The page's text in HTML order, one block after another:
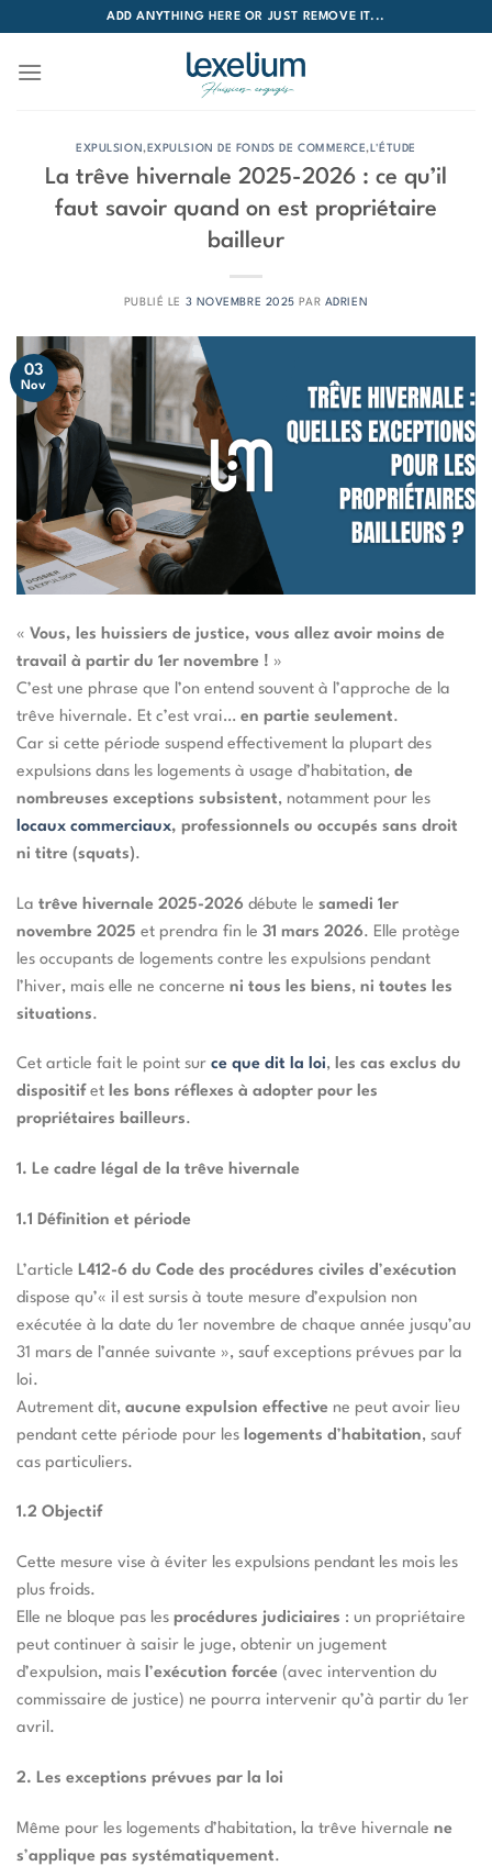
contenu
ADD ANYTHING HERE OR JUST REMOVE IT...
EXPULSION, EXPULSION DE FONDS DE COMMERCE, L'ÉTUDE
La trêve hivernale 2025-2026 : ce qu’il
faut savoir quand on est propriétaire
bailleur
PUBLIÉ LE 3 NOVEMBRE 2025 PAR ADRIEN
03
Nov
« Vous, les huissiers de justice, vous allez avoir moins de
travail à partir du 1er novembre ! »
C’est une phrase que l’on entend souvent à l’approche de la
trêve hivernale. Et c’est vrai… en partie seulement.
Car si cette période suspend effectivement la plupart des
expulsions dans les logements à usage d’habitation, de
nombreuses exceptions subsistent, notamment pour les
locaux commerciaux, professionnels ou occupés sans droit
ni titre (squats).
La trêve hivernale 2025-2026 débute le samedi 1er
novembre 2025 et prendra fin le 31 mars 2026. Elle protège
les occupants de logements contre les expulsions pendant
l’hiver, mais elle ne concerne ni tous les biens, ni toutes les
situations.
Cet article fait le point sur ce que dit la loi, les cas exclus du
dispositif et les bons réflexes à adopter pour les
propriétaires bailleurs.
1. Le cadre légal de la trêve hivernale
1.1 Définition et période
L’article L412-6 du Code des procédures civiles d ’exécution
dispose qu’« il est sursis à toute mesure d’expulsion non
exécutée à la date du 1er novembre de chaque année jusqu’au
31 mars de l’année suivante », sauf exceptions prévues par la
loi.
Autrement dit, aucune expulsion effective ne peut avoir lieu
pendant cette période pour les logements d ’ habitation, sauf
cas particuliers.
1.2 Objectif
Cette mesure vise à éviter les expulsions pendant les mois les
plus froids.
Elle ne bloque pas les procédures judiciaires : un propriétaire
peut continuer à saisir le juge, obtenir un jugement
d’expulsion, mais l’exécution forcée (avec intervention du
commissaire de justice) ne pourra intervenir qu’à partir du 1er
avril.
2. Les exceptions prévues par la loi
Même pour les logements d’habitation, la trêve hivernale ne
s’applique pas systématiquement.